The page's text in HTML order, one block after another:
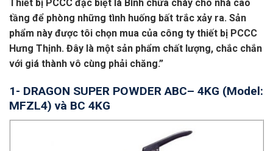
Thiết bị PCCC đặc biệt là Bình chữa cháy cho nhà cao
tầng để phòng những tình huống bất trắc xảy ra. Sản
phẩm này được tôi chọn mua của công ty thiết bị PCCC
Hưng Thịnh. Đây là một sản phẩm chất lượng, chắc chắn
với giá thành vô cùng phải chăng.”
1- DRAGON SUPER POWDER ABC– 4KG (Model:
MFZL4) và BC 4KG